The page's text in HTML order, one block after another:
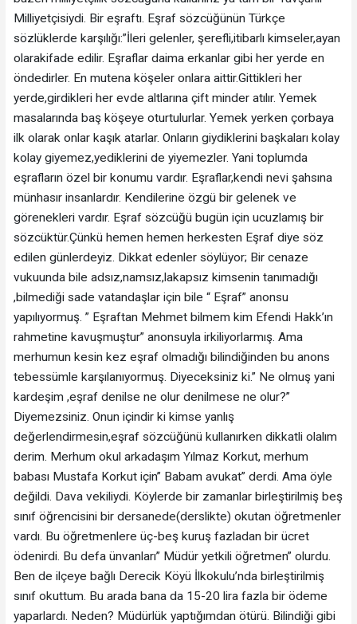
Milliyetçisiydi. Bir eşraftı. Eşraf sözcüğünün Türkçe
sözlüklerde karşılığı:”İleri gelenler, şerefli,itibarlı kimseler,ayan
olarakifade edilir. Eşraflar daima erkanlar gibi her yerde en
öndedirler. En mutena köşeler onlara aittir.Gittikleri her
yerde,girdikleri her evde altlarına çift minder atılır. Yemek
masalarında baş köşeye oturtulurlar. Yemek yerken çorbaya
ilk olarak onlar kaşık atarlar. Onların giydiklerini başkaları kolay
kolay giyemez,yediklerini de yiyemezler. Yani toplumda
eşrafların özel bir konumu vardır. Eşraflar,kendi nevi şahsına
münhasır insanlardır. Kendilerine özgü bir gelenek ve
görenekleri vardır. Eşraf sözcüğü bugün için ucuzlamış bir
sözcüktür.Çünkü hemen hemen herkesten Eşraf diye söz
edilen günlerdeyiz. Dikkat edenler söylüyor; Bir cenaze
vukuunda bile adsız,namsız,lakapsız kimsenin tanımadığı
,bilmediği sade vatandaşlar için bile “ Eşraf” anonsu
yapılıyormuş. ” Eşraftan Mehmet bilmem kim Efendi Hakk’ın
rahmetine kavuşmuştur” anonsuyla irkiliyorlarmış. Ama
merhumun kesin kez eşraf olmadığı bilindiğinden bu anons
tebessümle karşılanıyormuş. Diyeceksiniz ki.” Ne olmuş yani
kardeşim ,eşraf denilse ne olur denilmese ne olur?”
Diyemezsiniz. Onun içindir ki kimse yanlış
değerlendirmesin,eşraf sözcüğünü kullanırken dikkatli olalım
derim. Merhum okul arkadaşım Yılmaz Korkut, merhum
babası Mustafa Korkut için” Babam avukat” derdi. Ama öyle
değildi. Dava vekiliydi. Köylerde bir zamanlar birleştirilmiş beş
sınıf öğrencisini bir dersanede(derslikte) okutan öğretmenler
vardı. Bu öğretmenlere üç-beş kuruş fazladan bir ücret
ödenirdi. Bu defa ünvanları” Müdür yetkili öğretmen” olurdu.
Ben de ilçeye bağlı Derecik Köyü İlkokulu’nda birleştirilmiş
sınıf okuttum. Bu arada bana da 15-20 lira fazla bir ödeme
yaparlardı. Neden? Müdürlük yaptığımdan ötürü. Bilindiği gibi